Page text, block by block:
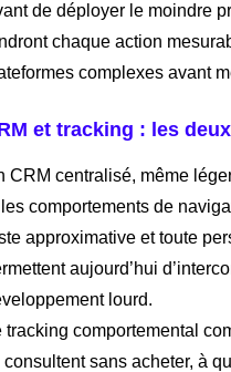
de déployer le moindre
chaque action
complexes avant
et tracking : les
CRM centralisé, même
comportements de
approximative et toute
aujourd’hui
lourd.
tracking comportemental
consultent sans acheter, à